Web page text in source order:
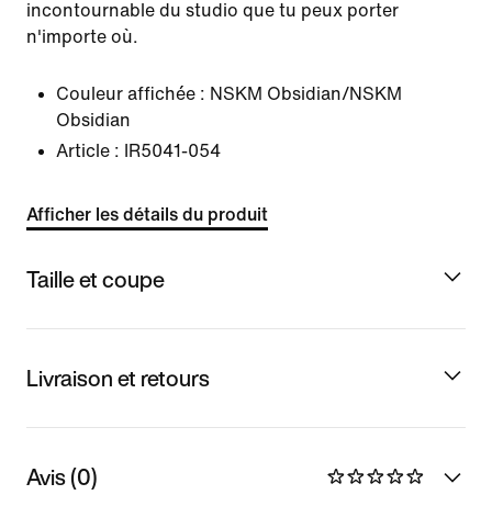
incontournable du studio que tu peux porter
n'importe où.
Couleur affichée : NSKM Obsidian/NSKM
Obsidian
Article :
IR5041-054
Afficher les détails du produit
Taille et coupe
Livraison et retours
Avis (0)